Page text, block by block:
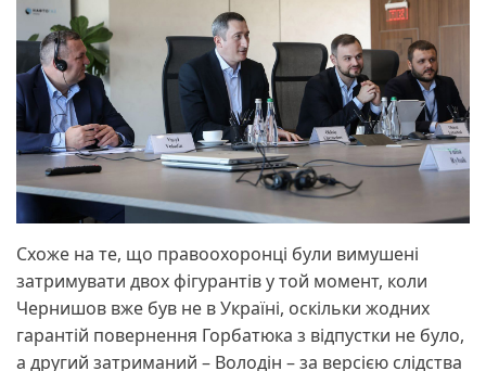
Схоже на те, що правоохоронці були вимушені
затримувати двох фігурантів у той момент, коли
Чернишов вже був не в Україні, оскільки жодних
гарантій повернення Горбатюка з відпустки не було,
а другий затриманий – Володін – за версією слідства